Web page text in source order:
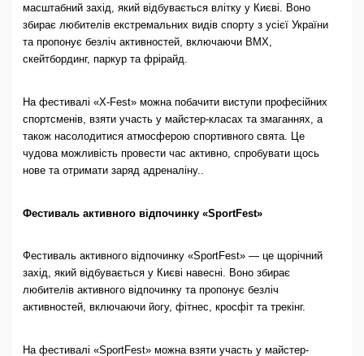
масштабний захід, який відбувається влітку у Києві. Воно
збирає любителів екстремальних видів спорту з усієї України
та пропонує безліч активностей, включаючи BMX,
скейтбординг, паркур та фрірайд.
На фестивалі «X-Fest» можна побачити виступи професійних
спортсменів, взяти участь у майстер-класах та змаганнях, а
також насолодитися атмосферою спортивного свята. Це
чудова можливість провести час активно, спробувати щось
нове та отримати заряд адреналіну..
Фестиваль активного відпочинку «SportFest»
Фестиваль активного відпочинку «SportFest» — це щорічний
захід, який відбувається у Києві навесні. Воно збирає
любителів активного відпочинку та пропонує безліч
активностей, включаючи йогу, фітнес, кросфіт та трекінг.
На фестивалі «SportFest» можна взяти участь у майстер-